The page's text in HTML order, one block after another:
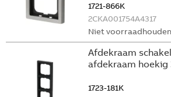
1721-866K
2CKA001754A4317
Niet
Afdekraam
afdekraam
1723-181K